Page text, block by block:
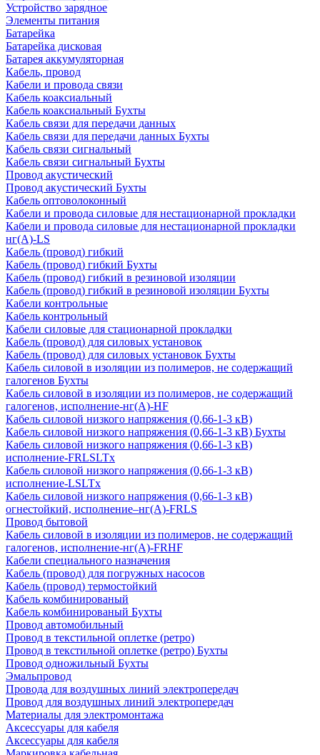
Устройство зарядное
Элементы питания
Батарейка
Батарейка дисковая
Батарея аккумуляторная
Кабель, провод
Кабели и провода связи
Кабель коаксиальный
Кабель коаксиальный Бухты
Кабель связи для передачи данных
Кабель связи для передачи данных Бухты
Кабель связи сигнальный
Кабель связи сигнальный Бухты
Провод акустический
Провод акустический Бухты
Кабель оптоволоконный
Кабели и провода силовые для нестационарной прокладки
Кабели и провода силовые для нестационарной прокладки
нг(А)-LS
Кабель (провод) гибкий
Кабель (провод) гибкий Бухты
Кабель (провод) гибкий в резиновой изоляции
Кабель (провод) гибкий в резиновой изоляции Бухты
Кабели контрольные
Кабель контрольный
Кабели силовые для стационарной прокладки
Кабель (провод) для силовых установок
Кабель (провод) для силовых установок Бухты
Кабель силовой в изоляции из полимеров, не содержащий
галогенов Бухты
Кабель силовой в изоляции из полимеров, не содержащий
галогенов, исполнение-нг(А)-HF
Кабель силовой низкого напряжения (0,66-1-3 кВ)
Кабель силовой низкого напряжения (0,66-1-3 кВ) Бухты
Кабель силовой низкого напряжения (0,66-1-3 кВ)
исполнение-FRLSLTx
Кабель силовой низкого напряжения (0,66-1-3 кВ)
исполнение-LSLTx
Кабель силовой низкого напряжения (0,66-1-3 кВ)
огнестойкий, исполнение–нг(А)-FRLS
Провод бытовой
Кабель силовой в изоляции из полимеров, не содержащий
галогенов, исполнение-нг(А)-FRHF
Кабели специального назначения
Кабель (провод) для погружных насосов
Кабель (провод) термостойкий
Кабель комбинированый
Кабель комбинированый Бухты
Провод автомобильный
Провод в текстильной оплетке (ретро)
Провод в текстильной оплетке (ретро) Бухты
Провод одножильный Бухты
Эмальпровод
Провода для воздушных линий электропередач
Провод для воздушных линий электропередач
Материалы для электромонтажа
Аксессуары для кабеля
Аксессуары для кабеля